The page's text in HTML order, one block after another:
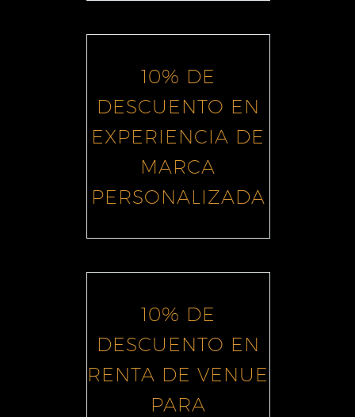
10% DE
DESCUENTO EN
EXPERIENCIA DE
MARCA
PERSONALIZADA
10% DE
DESCUENTO EN
RENTA DE VENUE
PARA